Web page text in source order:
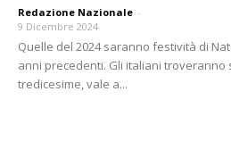
Redazione Nazionale -
9 Dicembre 2024
Quelle del 2024 saranno festività di
anni precedenti. Gli italiani troveranno
tredicesime, vale a...